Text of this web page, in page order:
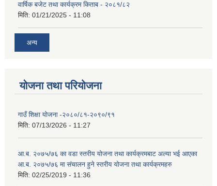
वार्षिक बजेट तथा कार्यक्रम किताब - २०८१/८२
मिति: 01/21/2025 - 11:08
अन्य
योजना तथा परियोजना
गाउँ शिक्षा योजना -२०८०/८१-२०९०/९१
मिति: 07/13/2026 - 11:27
आ.ब. २०७५/७६ का वडा स्तरीय योजना तथा कार्यक्रमबाट अल्या भई आएका
आ.ब. २०७५/७६ मा स‌ंचालन हुने स्तरीय योजना तथा कार्यक्रमहरु
मिति: 02/25/2019 - 11:36